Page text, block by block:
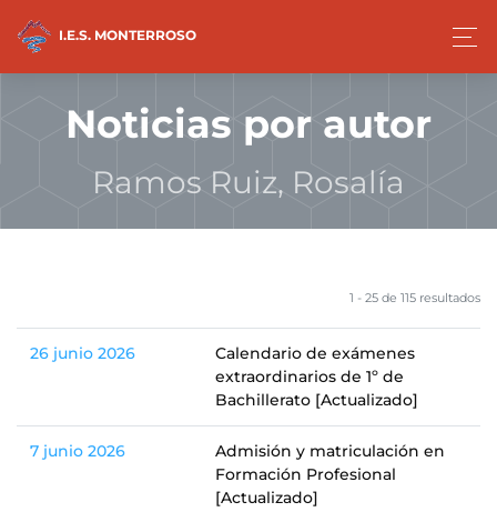
I.E.S. MONTERROSO
Noticias por autor
Ramos Ruiz, Rosalía
1 - 25 de 115 resultados
26 junio 2026
Calendario de exámenes
extraordinarios de 1º de
Bachillerato [Actualizado]
7 junio 2026
Admisión y matriculación en
Formación Profesional
[Actualizado]